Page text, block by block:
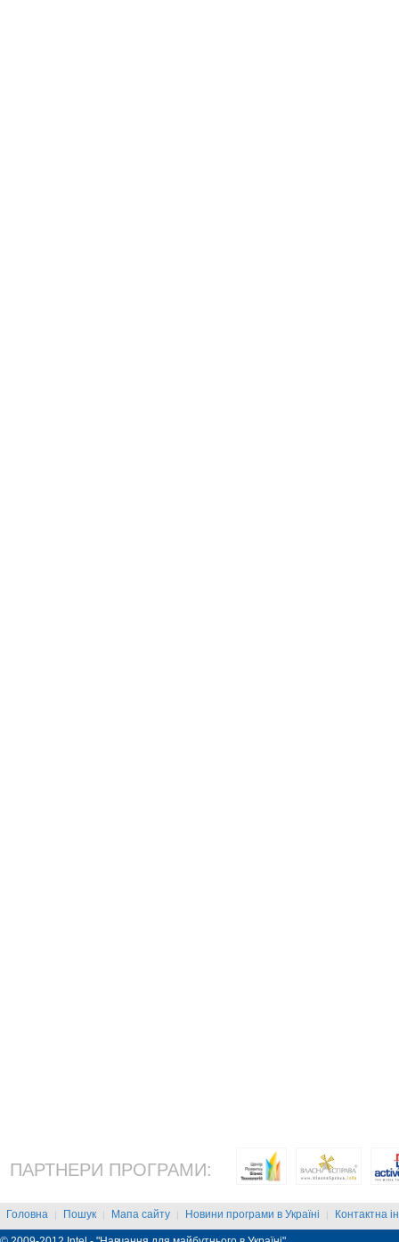
ПАРТНЕРИ ПРОГРАМИ:
Головна | Пошук | Мапа сайту | Новини програми в Україні | Контактна